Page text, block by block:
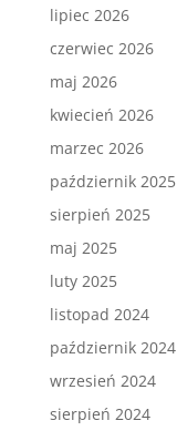
lipiec 2026
czerwiec 2026
maj 2026
kwiecień 2026
marzec 2026
październik 2025
sierpień 2025
maj 2025
luty 2025
listopad 2024
październik 2024
wrzesień 2024
sierpień 2024